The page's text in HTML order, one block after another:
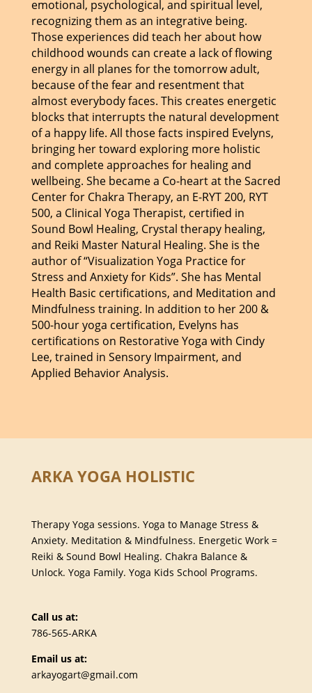
emotional, psychological, and spiritual level,
recognizing them as an integrative being.
Those experiences did teach her about how
childhood wounds can create a lack of flowing
energy in all planes for the tomorrow adult,
because of the fear and resentment that
almost everybody faces. This creates energetic
blocks that interrupts the natural development
of a happy life. All those facts inspired Evelyns,
bringing her toward exploring more holistic
and complete approaches for healing and
wellbeing. She became a Co-heart at the Sacred
Center for Chakra Therapy, an E-RYT 200, RYT
500, a Clinical Yoga Therapist, certified in
Sound Bowl Healing, Crystal therapy healing,
and Reiki Master Natural Healing. She is the
author of “Visualization Yoga Practice for
Stress and Anxiety for Kids”. She has Mental
Health Basic certifications, and Meditation and
Mindfulness training. In addition to her 200 &
500-hour yoga certification, Evelyns has
certifications on Restorative Yoga with Cindy
Lee, trained in Sensory Impairment, and
Applied Behavior Analysis.
ARKA YOGA HOLISTIC
Therapy Yoga sessions. Yoga to Manage Stress &
Anxiety. Meditation & Mindfulness. Energetic Work =
Reiki & Sound Bowl Healing. Chakra Balance &
Unlock. Yoga Family. Yoga Kids School Programs.
Call us at:
786-565-ARKA
Email us at:
arkayogart@gmail.com